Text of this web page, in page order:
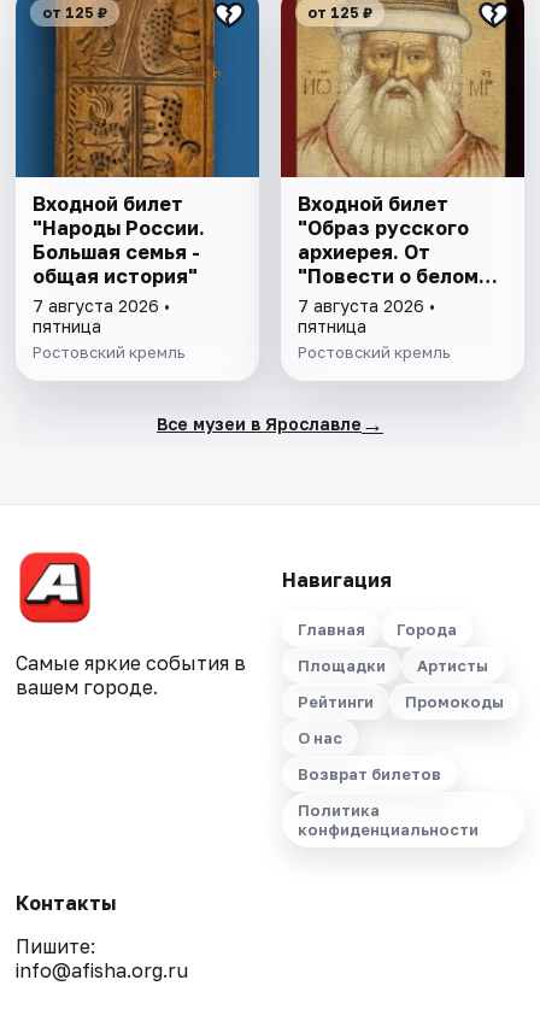
от 125 ₽
Входной билет
"Народы России.
Большая семья -
общая история"
7 августа 2026 •
пятница
Ростовский кремль
от 125 ₽
Входной билет
"Образ русского
архиерея. От
"Повести о белом
клобуке" до
восстановления
патриаршества"
7 августа 2026 •
пятница
Ростовский кремль
Все музеи в Ярославле →
Самые яркие события в
вашем городе.
Навигация
Главная
Города
Площадки
Артисты
Рейтинги
Промокоды
О нас
Возврат билетов
Политика
конфиденциальности
Контакты
Пишите:
info@afisha.org.ru